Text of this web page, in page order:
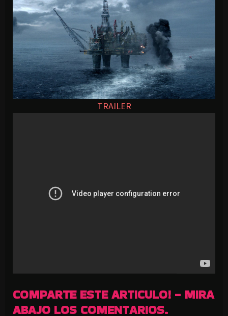
TRAILER
COMPARTE ESTE ARTICULO! - MIRA
ABAJO LOS COMENTARIOS.